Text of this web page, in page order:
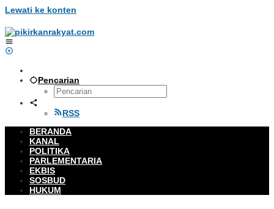
Lewati ke konten
Pencarian
RSS
BERANDA
KANAL
POLITIKA
PARLEMENTARIA
EKBIS
SOSBUD
HUKUM